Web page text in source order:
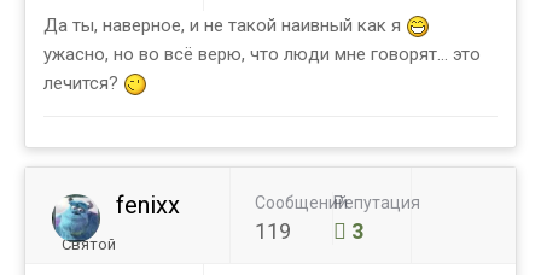
Да ты, наверное, и не такой наивный как я
ужасно, но во всё верю, что люди мне говорят... это
лечится?
fenixx
Святой
Сообщений
119
Репутация
3